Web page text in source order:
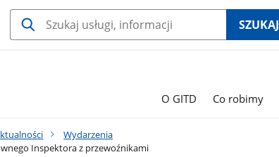
SZUKAJ
O GITD Co robimy
Wydarzenia
Inspektora z przewoźnikami